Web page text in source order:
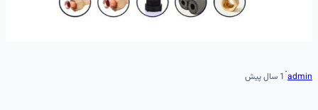
admin
·1 سال پیش